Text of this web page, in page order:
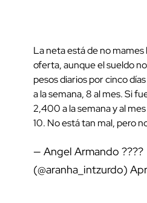
La neta está de no mames
oferta, aunque el sueldo
pesos diarios por cinco
a la semana, 8 al mes. Si
2,400 a la semana y al
10. No está tan mal, pero
— Angel Armando ????
(@aranha_intzurdo)